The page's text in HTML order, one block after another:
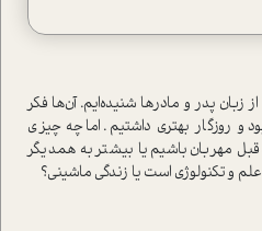
زبان پدر و مادرها شنيده‌ايم. آن‌ها فكر
و روزگار بهتري داشتيم. اما چه چيزي
قبل مهربان باشيم يا‌ بيشتر به همديگر
علم و تكنولوژي است يا زندگي ماشيني؟